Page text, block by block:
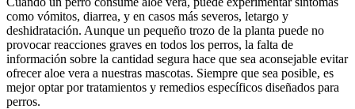
como vómitos, diarrea, y en casos más severos, letargo y
deshidratación. Aunque un pequeño trozo de la planta puede no
provocar reacciones graves en todos los perros, la falta de
información sobre la cantidad segura hace que sea aconsejable evitar
ofrecer aloe vera a nuestras mascotas. Siempre que sea posible, es
mejor optar por tratamientos y remedios específicos diseñados para
perros.